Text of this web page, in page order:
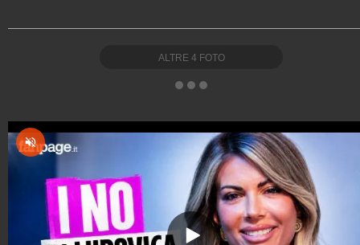
ALTRE 4 FOTO